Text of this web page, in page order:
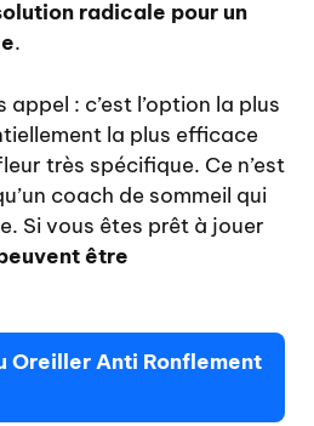
radicale pour un
.
: c’est l’option la plus
la plus efficace
très spécifique. Ce n’est
coach de sommeil qui
Si vous êtes prêt à jouer
être
Oreiller Anti Ronflement